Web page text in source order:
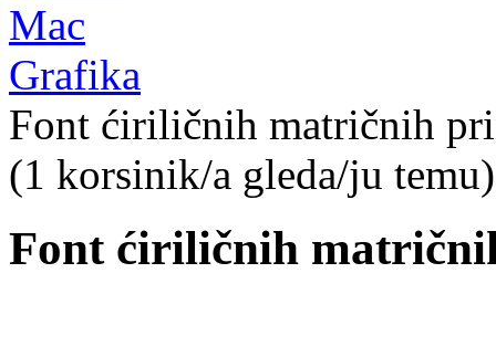
Mac
Grafika
Font ćiriličnih matričnih
(1 korsinik/a gleda/ju
Font ćiriličnih